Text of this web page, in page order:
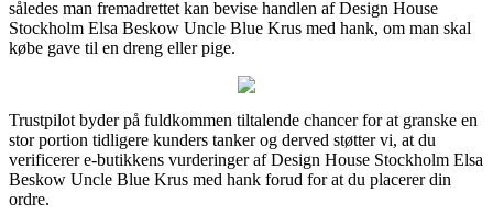
således man fremadrettet kan bevise handlen af Design House
Stockholm Elsa Beskow Uncle Blue Krus med hank, om man skal
købe gave til en dreng eller pige.
Trustpilot byder på fuldkommen tiltalende chancer for at granske en
stor portion tidligere kunders tanker og derved støtter vi, at du
verificerer e-butikkens vurderinger af Design House Stockholm Elsa
Beskow Uncle Blue Krus med hank forud for at du placerer din
ordre.